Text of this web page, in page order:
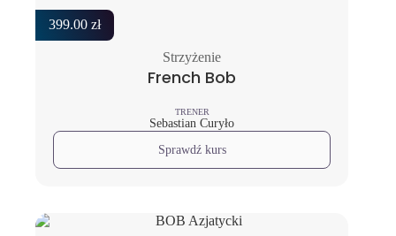
399.00 zł
Strzyżenie
French Bob
TRENER
Sebastian Curyło
Sprawdź kurs